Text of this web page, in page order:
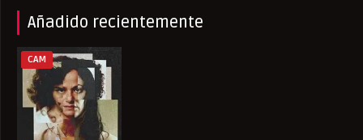
Añadido recientemente
CAM